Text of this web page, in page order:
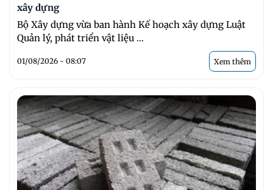
xây dựng
Bộ Xây dựng vừa ban hành Kế hoạch xây dựng Luật
Quản lý, phát triển vật liệu ...
01/08/2026 - 08:07 Xem thêm